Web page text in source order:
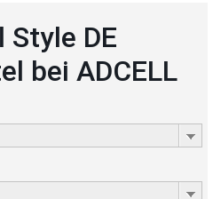
Style DE
bei ADCELL